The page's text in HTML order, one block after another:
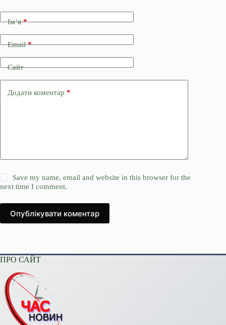
Ім’я*
Email*
Сайт
Додати коментар *
Save my name, email and website in this browser for the
next time I comment.
Опублікувати коментар
ПРО САЙТ